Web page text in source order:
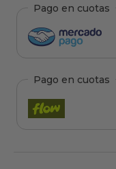
Pago en cuotas
Pago en cuotas